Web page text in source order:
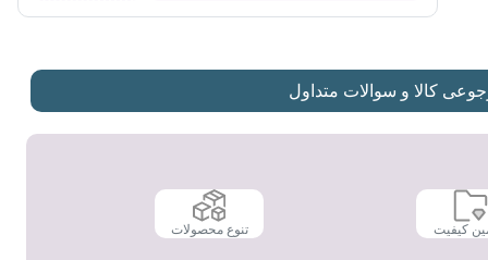
TM-
عدد
کالا و سوالات متداول
کیفیت تنوع محصولات